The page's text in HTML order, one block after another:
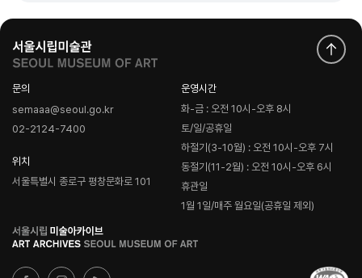
문의
semaaa@seoul.go.kr
02-2124-7400
위치
서울특별시 종로구 평창문화로 101
운영시간
화-금 : 오전 10시-오후 8시
토/일/공휴일
하절기(3-10월) : 오전 10시-오후 7시
동절기(11-2월) : 오전 10시-오후 6시
휴관일
1월 1일/매주 월요일(공휴일 제외)
로
고